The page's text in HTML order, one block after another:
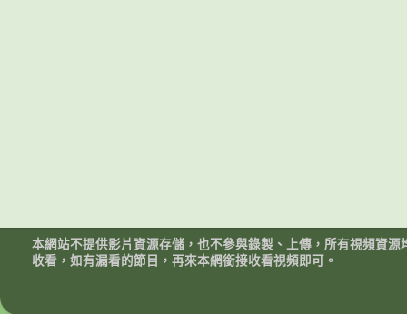
本網站不提供影片資源存儲，也不參與錄製、上傳，所有視頻資
收看，如有漏看的節目，再來本網銜接收看視頻即可。